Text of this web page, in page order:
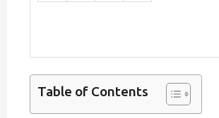
Table of Contents